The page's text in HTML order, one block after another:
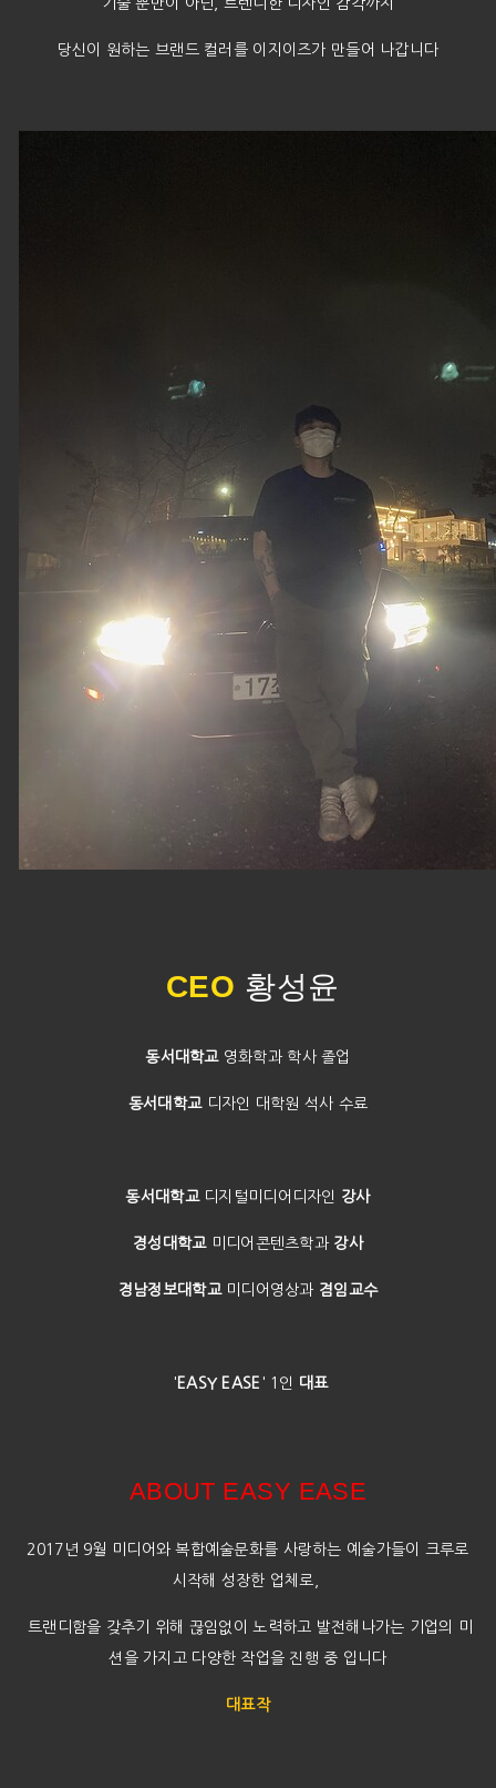
당신이 원하는 브랜드 컬러를 이지이즈가 만들어 나갑니다
CEO 황성윤
동서대학교영화학과 학사 졸업
동서대학교디자인 대학원 석사 수료
동서대학교 디지털미디어디자인 강사
경성대학교 미디어콘텐츠학과 강사
경남정보대학교미디어영상과 겸임교수
' EASY EASE ' 1인 대표
ABOUT EASY EASE
2017년 9월 미디어와 복합예술문화를 사랑하는 예술가들이 크루로
시작해 성장한 업체로,
트랜디함을 갖추기 위해 끊임없이 노력하고 발전해나가는 기업의 미
션을 가지고 다양한 작업을 진행 중 입니다
대표작